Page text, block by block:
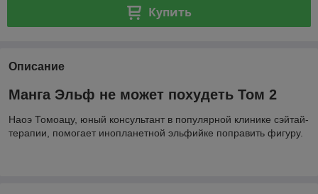
Купить
Описание
Манга Эльф не может похудеть Том 2
Наоэ Томоацу, юный консультант в популярной клинике сэйтай-
терапии, помогает инопланетной эльфийке поправить фигуру.